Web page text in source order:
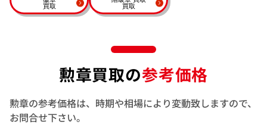
買取
買取
勲章買取の参考価格
勲章の参考価格は、時期や相場により変動致しますので、
お問合せ下さい。